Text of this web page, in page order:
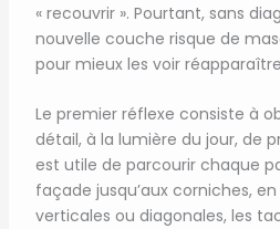
« recouvrir ». Pourtant, sans
nouvelle couche risque de
pour mieux les voir
Le premier réflexe consiste à
détail, à la lumière du jour, de
est utile de parcourir chaque
façade jusqu’aux corniches,
verticales ou diagonales, les